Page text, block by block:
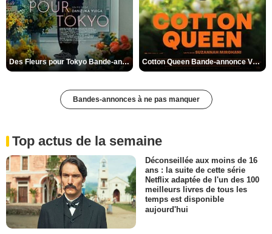
Des Fleurs pour Tokyo Bande-annonce VO STFR Cotton Queen Bande-annonce VO STFR
Bandes-annonces à ne pas manquer
Top actus de la semaine
Déconseillée aux moins de 16
ans : la suite de cette série
Netflix adaptée de l'un des 100
meilleurs livres de tous les
temps est disponible
aujourd'hui